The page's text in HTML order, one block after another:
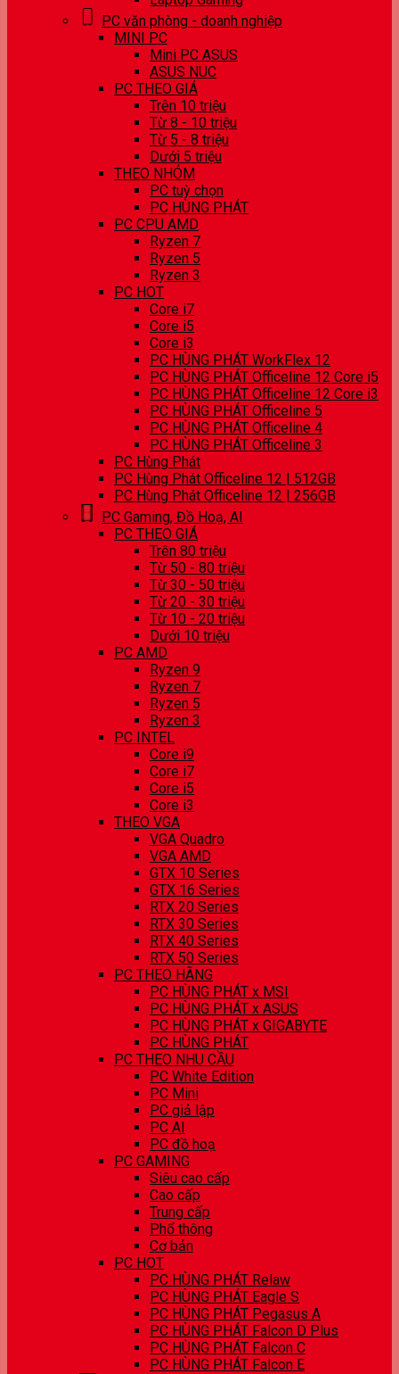
PC văn phòng - doanh nghiệp
MINI PC
Mini PC ASUS
ASUS NUC
PC THEO GIÁ
Trên 10 triệu
Từ 8 - 10 triệu
Từ 5 - 8 triệu
Dưới 5 triệu
THEO NHÓM
PC tuỳ chọn
PC HÙNG PHÁT
PC CPU AMD
Ryzen 7
Ryzen 5
Ryzen 3
PC HOT
Core i7
Core i5
Core i3
PC HÙNG PHÁT WorkFlex 12
PC HÙNG PHÁT Officeline 12 Core i5
PC HÙNG PHÁT Officeline 12 Core i3
PC HÙNG PHÁT Officeline 5
PC HÙNG PHÁT Officeline 4
PC HÙNG PHÁT Officeline 3
PC Hùng Phát
PC Hùng Phát Officeline 12 | 512GB
PC Hùng Phát Officeline 12 | 256GB
PC Gaming, Đồ Hoạ, AI
PC THEO GIÁ
Trên 80 triệu
Từ 50 - 80 triệu
Từ 30 - 50 triệu
Từ 20 - 30 triệu
Từ 10 - 20 triệu
Dưới 10 triệu
PC AMD
Ryzen 9
Ryzen 7
Ryzen 5
Ryzen 3
PC INTEL
Core i9
Core i7
Core i5
Core i3
THEO VGA
VGA Quadro
VGA AMD
GTX 10 Series
GTX 16 Series
RTX 20 Series
RTX 30 Series
RTX 40 Series
RTX 50 Series
PC THEO HÃNG
PC HÙNG PHÁT x MSI
PC HÙNG PHÁT x ASUS
PC HÙNG PHÁT x GIGABYTE
PC HÙNG PHÁT
PC THEO NHU CẦU
PC White Edition
PC Mini
PC giả lập
PC AI
PC đồ hoạ
PC GAMING
Siêu cao cấp
Cao cấp
Trung cấp
Phổ thông
Cơ bản
PC HOT
PC HÙNG PHÁT Relaw
PC HÙNG PHÁT Eagle S
PC HÙNG PHÁT Pegasus A
PC HÙNG PHÁT Falcon D Plus
PC HÙNG PHÁT Falcon C
PC HÙNG PHÁT Falcon E